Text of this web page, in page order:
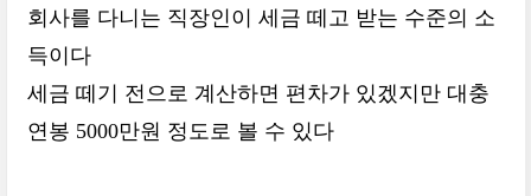
회사를 다니는 직장인이 세금 떼고 받는 수준의 소
득이다
세금 떼기 전으로 계산하면 편차가 있겠지만 대충
연봉 5000만원 정도로 볼 수 있다